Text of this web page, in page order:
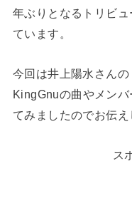
年ぶりとなるトリビ
ています。
今回は井上陽水さん
KingGnuの曲やメン
てみましたのでお伝え
ス